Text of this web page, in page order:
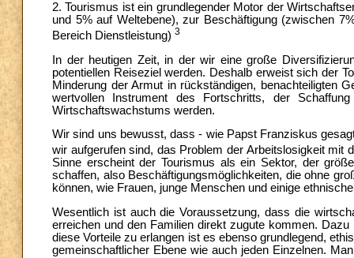
2. Tourismus ist ein grundlegender Motor der
und 5% auf Weltebene), zur Beschäftigung (zwischen
Bereich Dienstleistung) 3
In der heutigen Zeit, in der wir eine große
potentiellen Reiseziel werden. Deshalb erweist sich der
Minderung der Armut in rückständigen, benachteiligten
wertvollen Instrument des Fortschritts, der
Wirtschaftswachstums werden.
Wir sind uns bewusst, dass - wie Papst Franziskus
wir aufgerufen sind, das Problem der Arbeitslosigkeit mit
Sinne erscheint der Tourismus als ein Sektor, der
schaffen, also Beschäftigungsmöglichkeiten, die ohne
können, wie Frauen, junge Menschen und einige
Wesentlich ist auch die Voraussetzung, dass die
erreichen und den Familien direkt zugute kommen.
diese Vorteile zu erlangen ist es ebenso grundlegend,
gemeinschaftlicher Ebene wie auch jeden Einzelnen.